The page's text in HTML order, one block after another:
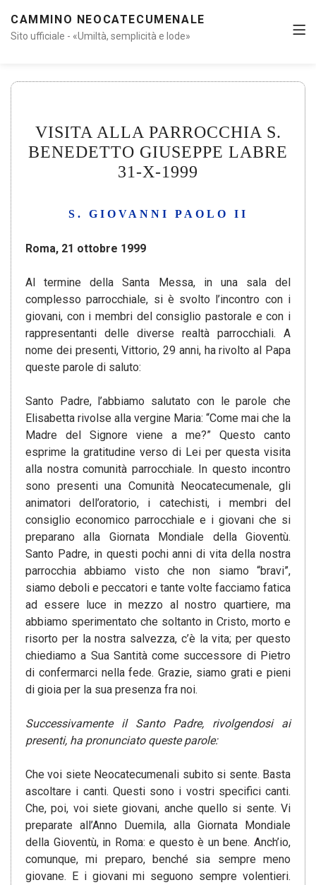
CAMMINO NEOCATECUMENALE
Sito ufficiale - «Umiltà, semplicità e lode»
VISITA ALLA PARROCCHIA S.
BENEDETTO GIUSEPPE LABRE
31-X-1999
S. GIOVANNI PAOLO II
Roma, 21 ottobre 1999
Al termine della Santa Messa, in una sala del
complesso parrocchiale, si è svolto l’incontro con i
giovani, con i membri del consiglio pastorale e con i
rappresentanti delle diverse realtà parrocchiali. A
nome dei presenti, Vittorio, 29 anni, ha rivolto al Papa
queste parole di saluto:
Santo Padre, l’abbiamo salutato con le parole che
Elisabetta rivolse alla vergine Maria: “Come mai che la
Madre del Signore viene a me?” Questo canto
esprime la gratitudine verso di Lei per questa visita
alla nostra comunità parrocchiale. In questo incontro
sono presenti una Comunità Neocatecumenale, gli
animatori dell’oratorio, i catechisti, i membri del
consiglio economico parrocchiale e i giovani che si
preparano alla Giornata Mondiale della Gioventù.
Santo Padre, in questi pochi anni di vita della nostra
parrocchia abbiamo visto che non siamo “bravi”,
siamo deboli e peccatori e tante volte facciamo fatica
ad essere luce in mezzo al nostro quartiere, ma
abbiamo sperimentato che soltanto in Cristo, morto e
risorto per la nostra salvezza, c’è la vita; per questo
chiediamo a Sua Santità come successore di Pietro
di confermarci nella fede. Grazie, siamo grati e pieni
di gioia per la sua presenza fra noi.
Successivamente il Santo Padre, rivolgendosi ai
presenti, ha pronunciato queste parole:
Che voi siete Neocatecumenali subito si sente. Basta
ascoltare i canti. Questi sono i vostri specifici canti.
Che, poi, voi siete giovani, anche quello si sente. Vi
preparate all’Anno Duemila, alla Giornata Mondiale
della Gioventù, in Roma: e questo è un bene. Anch’io,
comunque, mi preparo, benché sia sempre meno
giovane. E i giovani mi seguono sempre volentieri.